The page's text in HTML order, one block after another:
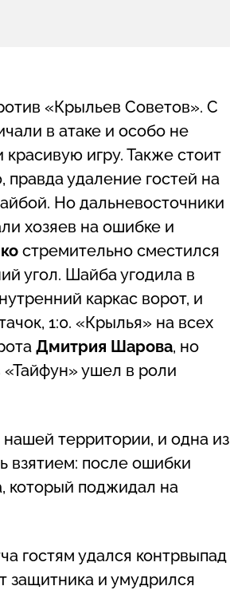
«Крыльев Советов». С
в атаке и особо не
игру. Также стоит
правда удаление гостей на
Но дальневосточники
хозяев на ошибке и
стремительно сместился
угол. Шайба угодила в
каркас ворот, и
1:0. «Крылья» на всех
Дмитрия Шарова, но
ушел в роли
территории, и одна из
взятием: после ошибки
который поджидал на
гостям удался контрвыпад
защитника и умудрился